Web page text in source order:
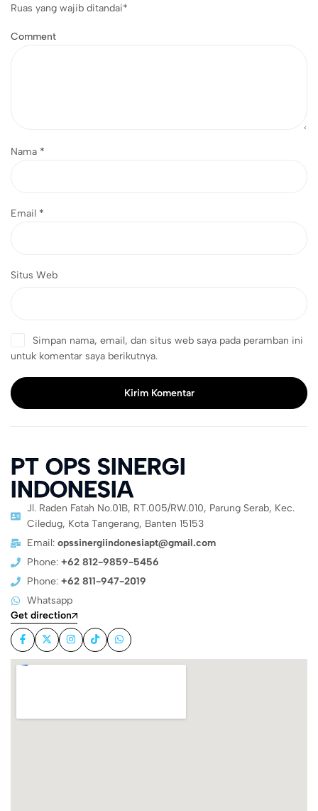
Ruas yang wajib ditandai*
Comment
Nama *
Email *
Situs Web
Simpan nama, email, dan situs web saya pada peramban ini
untuk komentar saya berikutnya.
Kirim Komentar
PT OPS SINERGI
INDONESIA
Jl. Raden Fatah No.01B, RT.005/RW.010, Parung Serab, Kec.
Ciledug, Kota Tangerang, Banten 15153
Email: opssinergiindonesiapt@gmail.com
Phone: +62 812-9859-5456
Phone: +62 811-947-2019
Whatsapp
Get direction